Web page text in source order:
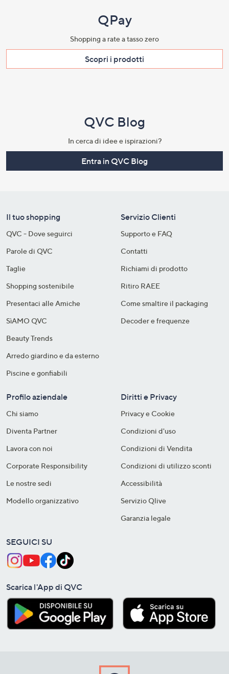
QPay
Shopping a rate a tasso zero​
Scopri i prodotti​
QVC Blog
In cerca di idee e ispirazioni?
Entra in QVC Blog
Il tuo shopping
QVC - Dove seguirci
Parole di QVC
Taglie
Shopping sostenibile​
Presentaci alle Amiche
SìAMO QVC
Beauty Trends
Arredo giardino e da esterno
Piscine e gonfiabili
Servizio Clienti
Supporto e FAQ
Contatti
Richiami di prodotto
Ritiro RAEE
Come smaltire il packaging​
Decoder e frequenze​
Profilo aziendale
Chi siamo
Diventa Partner
Lavora con noi
Corporate Responsibility
Le nostre sedi
Modello organizzativo
Diritti e Privacy
Privacy e Cookie
Condizioni d'uso
Condizioni di Vendita
Condizioni di utilizzo sconti
Accessibilità
Servizio Qlive
Garanzia legale
SEGUICI SU
Scarica l'App di QVC